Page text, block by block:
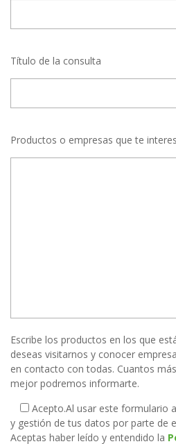
Título de la consulta
Productos o empresas que te
Escribe los productos en los que
deseas visitarnos y conocer
en contacto con todas. Cuantos
mejor podremos informarte.
Acepto.Al usar este formulario
y gestión de tus datos por parte de
Aceptas haber leído y entendido la